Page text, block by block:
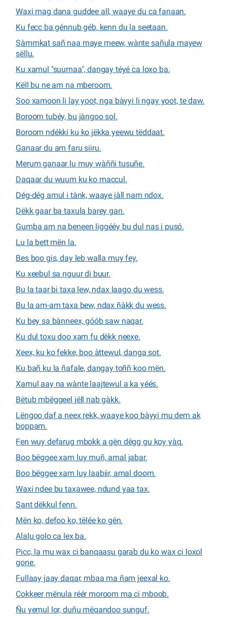
Waxi mag dana guddee all, waaye du ca fanaan.
Ku fecc ba génnub géb, kenn du la seetaan.
Sàmmkat sañ naa maye meew, wànte sañula mayew
sëllu.
Ku xamul "suurnaa", dangay téyé ca loxo ba.
Këll bu ne am na mberoom.
Soo xamoon li lay yoot, nga bàyyi li ngay yoot, te daw.
Boroom tubéy, bu jàngoo sol.
Boroom ndékki ku ko jëkka yeewu tëddaat.
Ganaar du am faru siiru.
Merum ganaar lu muy wàññi tusuñe.
Daqaar du wuum ku ko maccul.
Dég-dég amul i tànk, waaye jàll nam ndox.
Dëkk gaar ba taxula barey gan.
Gumba am na beneen liggééy bu dul nas i pusó.
Lu la bett mën la.
Bes boo gis, day leb walla muy fey.
Ku xeebul sa nguur di buur.
Bu la taar bi taxa lew, ndax laago du wess.
Bu la am-am taxa bew, ndax ñàkk du wess.
Ku bey sa bànneex, góób saw naqar.
Ku dul toxu doo xam fu dëkk neexe.
Xeex, ku ko fekke, boo àttewul, danga sot.
Ku bañ ku la ñafale, dangay toññ koo mën.
Xamul aay na wànte laajtewul a ka yéés.
Bëtub mbëggeel jéll nab gàkk.
Lëngoo daf a neex rekk, waaye koo bàyyi mu dem ak
boppam.
Fen wuy defarug mbokk a gën dëgg gu koy yàq.
Boo bëggee xam luy muñ, amal jabar.
Boo bëggee xam luy laabiir, amal doom.
Waxi ndee bu taxawee, ndund yaa tax.
Sant dëkkul fenn.
Mën ko, defoo ko, tëlée ko gën.
Alalu golo ca lex ba.
Picc, la mu wax ci banqaasu garab du ko wax ci loxol
gone.
Fullaay jaay daqar, mbaa ma ñam jeexal ko.
Cokkeer mënula réér moroom ma ci mboob.
Ñu yemul lor, duñu mëqandoo sunguf.